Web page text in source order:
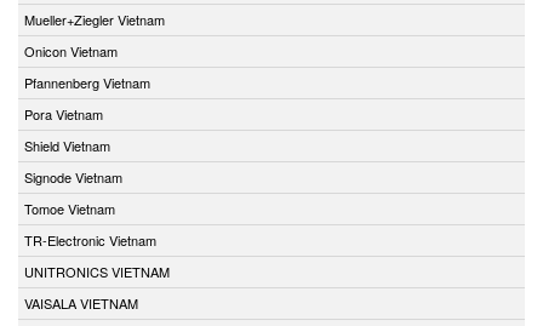
Mueller+Ziegler Vietnam
Onicon Vietnam
Pfannenberg Vietnam
Pora Vietnam
Shield Vietnam
Signode Vietnam
Tomoe Vietnam
TR-Electronic Vietnam
UNITRONICS VIETNAM
VAISALA VIETNAM